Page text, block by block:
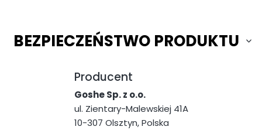
BEZPIECZEŃSTWO PRODUKTU
Producent
Goshe Sp. z o.o.
ul. Zientary-Malewskiej 41A
10-307 Olsztyn, Polska